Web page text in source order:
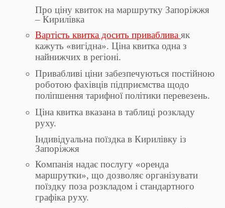
Про ціну квиток на маршрутку Запоріжжя
– Кирилівка
Вартість квитка досить приваблива як
кажуть «вигідна». Ціна квитка одна з
найнижчих в регіоні.
Привабливі ціни забезпечуються постійною
роботою фахівців підприємства щодо
поліпшення тарифної політики перевезень.
Ціна квитка вказана в таблиці розкладу
руху.
Індивідуальна поїздка в Кирилівку із
Запоріжжя
Компанія надає послугу «оренда
маршрутки», що дозволяє організувати
поїздку поза розкладом і стандартного
графіка руху.